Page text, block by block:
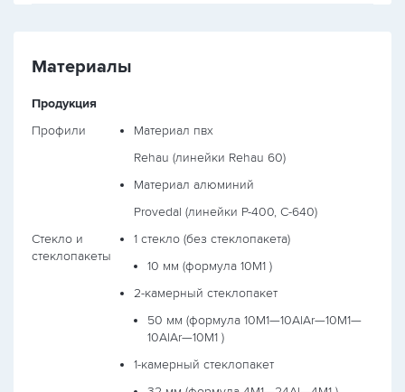
Материалы
Продукция
Профили
Материал пвх
Rehau (линейки Rehau 60)
Материал алюминий
Provedal (линейки P-400, С-640)
Стекло и
стеклопакеты
1 стекло (без стеклопакета)
10 мм (формула 10М1 )
2-камерный стеклопакет
50 мм (формула 10М1—10AlAr—10М1—
10AlAr—10М1 )
1-камерный стеклопакет